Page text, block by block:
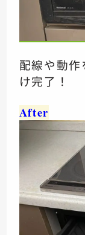
配線や動
け完了！
After